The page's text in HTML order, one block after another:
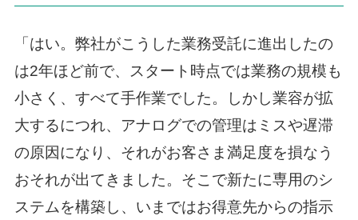
「はい。弊社がこうした業務受託に進出したの
は2年ほど前で、スタート時点では業務の規模も
小さく、すべて手作業でした。しかし業容が拡
大するにつれ、アナログでの管理はミスや遅滞
の原因になり、それがお客さま満足度を損なう
おそれが出てきました。そこで新たに専用のシ
ステムを構築し、いまではお得意先からの指示